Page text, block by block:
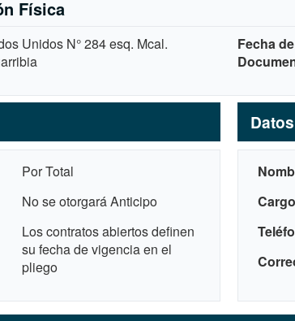
Física
Unidos N° 284 esq. Mcal.
Fecha
Por Total
No se otorgará Anticipo
Los contratos abiertos definen
su fecha de vigencia en el
pliego
Cargo